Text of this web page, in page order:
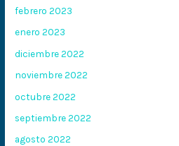
febrero 2023
enero 2023
diciembre 2022
noviembre 2022
octubre 2022
septiembre 2022
agosto 2022